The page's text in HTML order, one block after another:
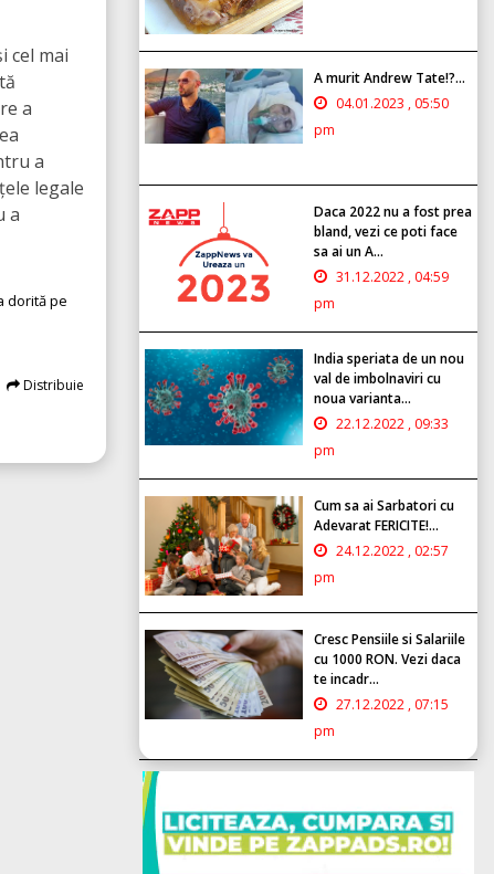
cel mai
a
a
legale
a
dorită pe
Distribuie
A murit Andrew Tate!?...
04.01.2023 , 05:50
pm
Daca 2022 nu a fost prea
bland, vezi ce poti face
sa ai un A...
31.12.2022 , 04:59
pm
India speriata de un nou
val de imbolnaviri cu
noua varianta...
22.12.2022 , 09:33
pm
Cum sa ai Sarbatori cu
Adevarat FERICITE!...
24.12.2022 , 02:57
pm
Cresc Pensiile si Salariile
cu 1000 RON. Vezi daca
te incadr...
27.12.2022 , 07:15
pm